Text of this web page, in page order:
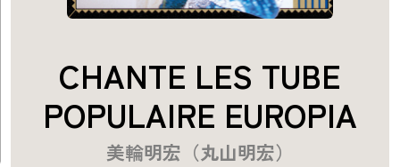
CHANTE LES TUBE
POPULAIRE EUROPIA
美輪明宏（丸山明宏）